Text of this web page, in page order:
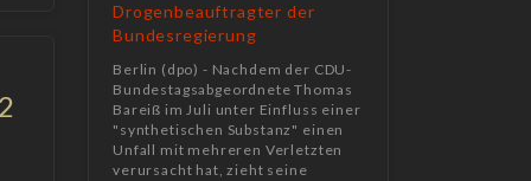
Drogenbeauftragter der
Bundesregierung
Berlin (dpo) - Nachdem der CDU-
Bundestagsabgeordnete Thomas
Bareiß im Juli unter Einfluss einer
"synthetischen Substanz" einen
Unfall mit mehreren Verletzten
verursacht hat, zieht seine